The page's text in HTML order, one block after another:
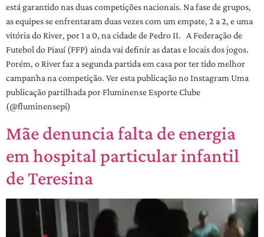
está garantido nas duas competições nacionais. Na fase de grupos,
as equipes se enfrentaram duas vezes com um empate, 2 a 2, e uma
vitória do River, por 1 a 0, na cidade de Pedro II. A Federação de
Futebol do Piauí (FFP) ainda vai definir as datas e locais dos jogos.
Porém, o River faz a segunda partida em casa por ter tido melhor
campanha na competição. Ver esta publicação no Instagram Uma
publicação partilhada por Fluminense Esporte Clube
(@fluminensepi)
Mãe denuncia falta de energia
em hospital particular infantil
de Teresina